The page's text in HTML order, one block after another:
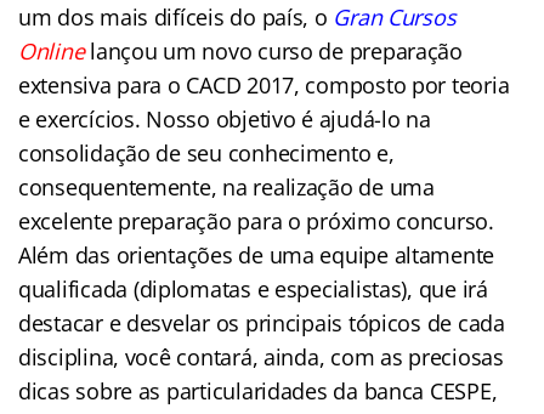
um dos mais difíceis do país, o Gran Cursos
Onlinelançou um novo curso de preparação
extensiva para o CACD 2017, composto por teoria
e exercícios. Nosso objetivo é ajudá-lo na
consolidação de seu conhecimento e,
consequentemente, na realização de uma
excelente preparação para o próximo concurso.
Além das orientações de uma equipe altamente
qualificada (diplomatas e especialistas), que irá
destacar e desvelar os principais tópicos de cada
disciplina, você contará, ainda, com as preciosas
dicas sobre as particularidades da banca CESPE,